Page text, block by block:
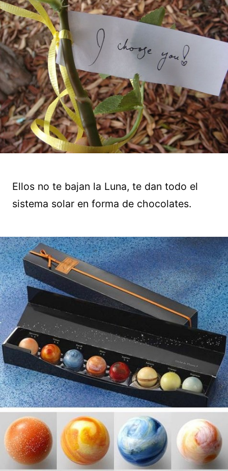
Ellos no te bajan la Luna, te dan todo el
sistema solar en forma de chocolates.